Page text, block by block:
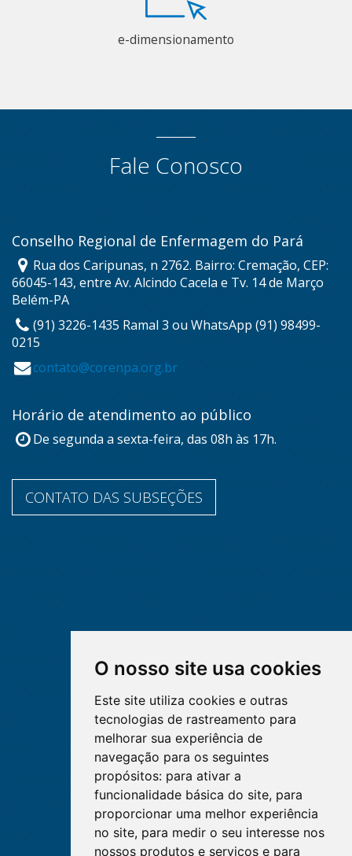
O nosso site usa cookies
Este site utiliza cookies e outras
tecnologias de rastreamento para
melhorar sua experiência de
navegação para os seguintes
propósitos: para ativar a
funcionalidade básica do site, para
proporcionar uma melhor experiência
no site, para medir o seu interesse nos
nossos produtos e serviços e para
e-dimensionamento
Fale Conosco
Conselho Regional de Enfermagem do Pará
Rua dos Caripunas, n 2762. Bairro: Cremação, CEP:
66045-143, entre Av. Alcindo Cacela e Tv. 14 de Março
Belém-PA
(91) 3226-1435 Ramal 3 ou WhatsApp (91) 98499-
0215
contato@corenpa.org.br
Horário de atendimento ao público
De segunda a sexta-feira, das 08h às 17h.
CONTATO DAS SUBSEÇÕES